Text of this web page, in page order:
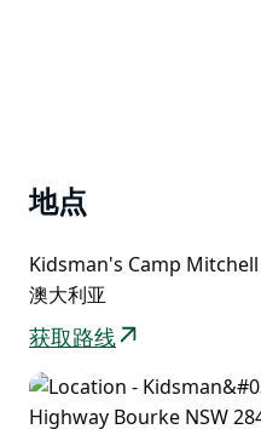
地点
Kidsman's Camp
澳大利亚
获取路线